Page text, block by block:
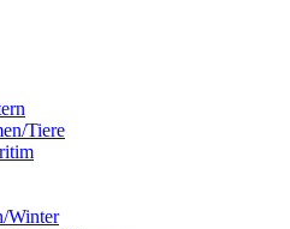
Tiere
Winter